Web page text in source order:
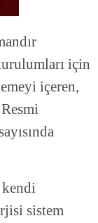
için
içeren,
sistem